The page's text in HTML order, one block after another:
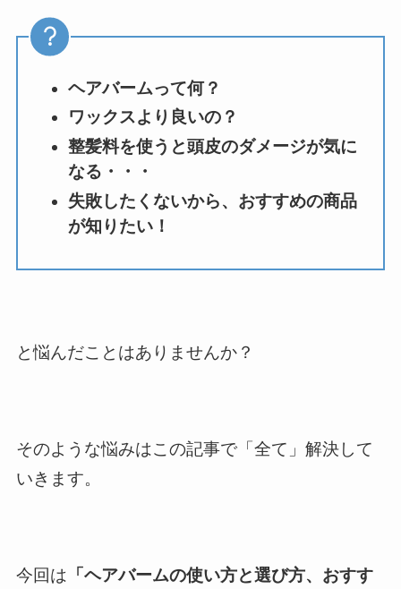
ヘアバームって何？
ワックスより良いの？
整髪料を使うと頭皮のダメージが気に
なる・・・
失敗したくないから、おすすめの商品
が知りたい！
と悩んだことはありませんか？
そのような悩みはこの記事で「全て」解決して
いきます。
今回は 「ヘアバームの使い方と選び方、おすす